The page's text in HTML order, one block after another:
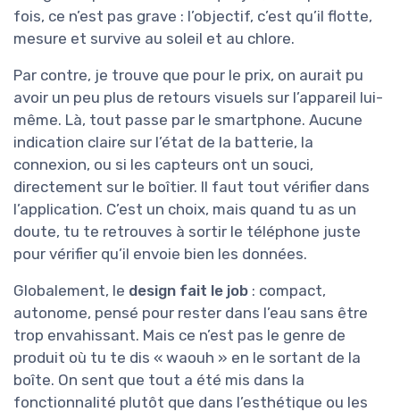
fois, ce n’est pas grave : l’objectif, c’est qu’il flotte,
mesure et survive au soleil et au chlore.
Par contre, je trouve que pour le prix, on aurait pu
avoir un peu plus de retours visuels sur l’appareil lui-
même. Là, tout passe par le smartphone. Aucune
indication claire sur l’état de la batterie, la
connexion, ou si les capteurs ont un souci,
directement sur le boîtier. Il faut tout vérifier dans
l’application. C’est un choix, mais quand tu as un
doute, tu te retrouves à sortir le téléphone juste
pour vérifier qu’il envoie bien les données.
Globalement, le design fait le job : compact,
autonome, pensé pour rester dans l’eau sans être
trop envahissant. Mais ce n’est pas le genre de
produit où tu te dis « waouh » en le sortant de la
boîte. On sent que tout a été mis dans la
fonctionnalité plutôt que dans l’esthétique ou les